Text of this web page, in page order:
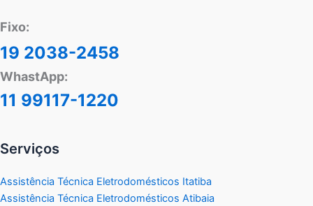
Fixo:
19 2038-2458
WhastApp:
11 99117-1220
Serviços
Assistência Técnica Eletrodomésticos Itatiba
Assistência Técnica Eletrodomésticos Atibaia